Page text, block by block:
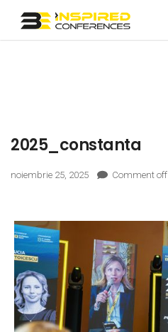
2025_constanta
noiembrie 25, 2025 Comment off